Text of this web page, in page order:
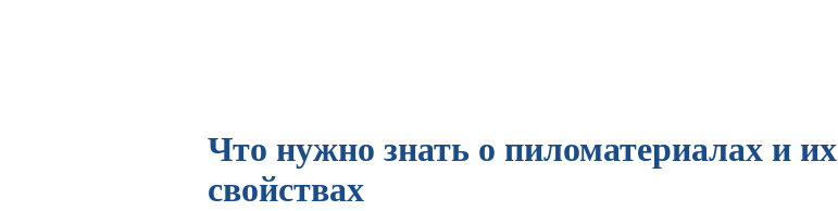
Что нужно знать о пиломатериалах и их
свойствах